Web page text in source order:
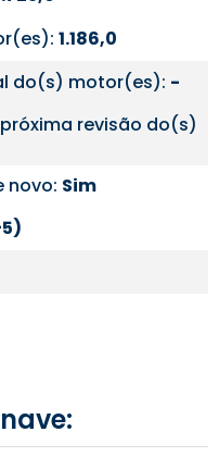
1.186,0
do(s) motor(es): -
revisão do(s)
novo: Sim